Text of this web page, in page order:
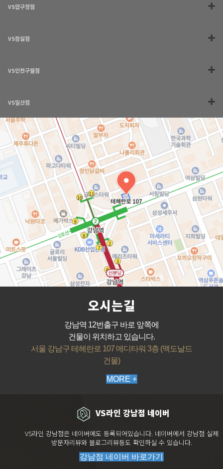
VS압구정점
VS잠실점
VS인천구월점
VS일산점
오시는길
강남역 12번출구 바로 앞쪽에
건물이 위치하고 있습니다.
서울 강남구 테헤란로 107 메디타워 3층 (맥도날드
건물)
MORE +
VS라인 강남점 네이버
VS라인 강남점은 네이버에도 등록되어있습니다. 네이버에서 강남점 실제
방문자리뷰와 블로그리뷰등도 확인하실 수 있습니다.
강남점 네이버 바로가기